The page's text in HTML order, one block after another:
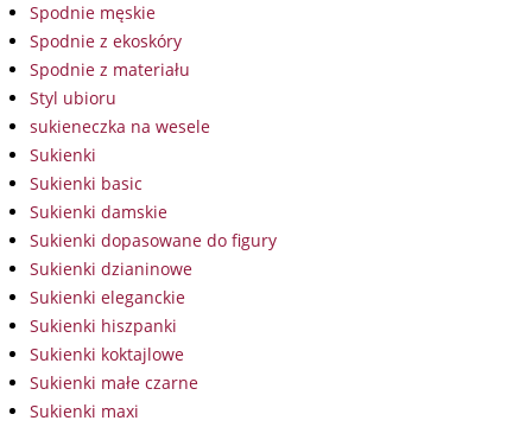
Spodnie męskie
Spodnie z ekoskóry
Spodnie z materiału
Styl ubioru
sukieneczka na wesele
Sukienki
Sukienki basic
Sukienki damskie
Sukienki dopasowane do figury
Sukienki dzianinowe
Sukienki eleganckie
Sukienki hiszpanki
Sukienki koktajlowe
Sukienki małe czarne
Sukienki maxi